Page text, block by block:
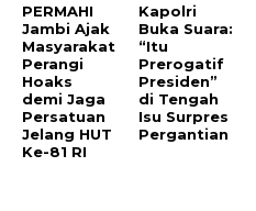
PERMAHI
Jambi Ajak
Masyarakat
Perangi
Hoaks
demi Jaga
Persatuan
Jelang HUT
Ke-81 RI
Kapolri
Buka Suara:
“Itu
Prerogatif
Presiden”
di Tengah
Isu Surpres
Pergantian